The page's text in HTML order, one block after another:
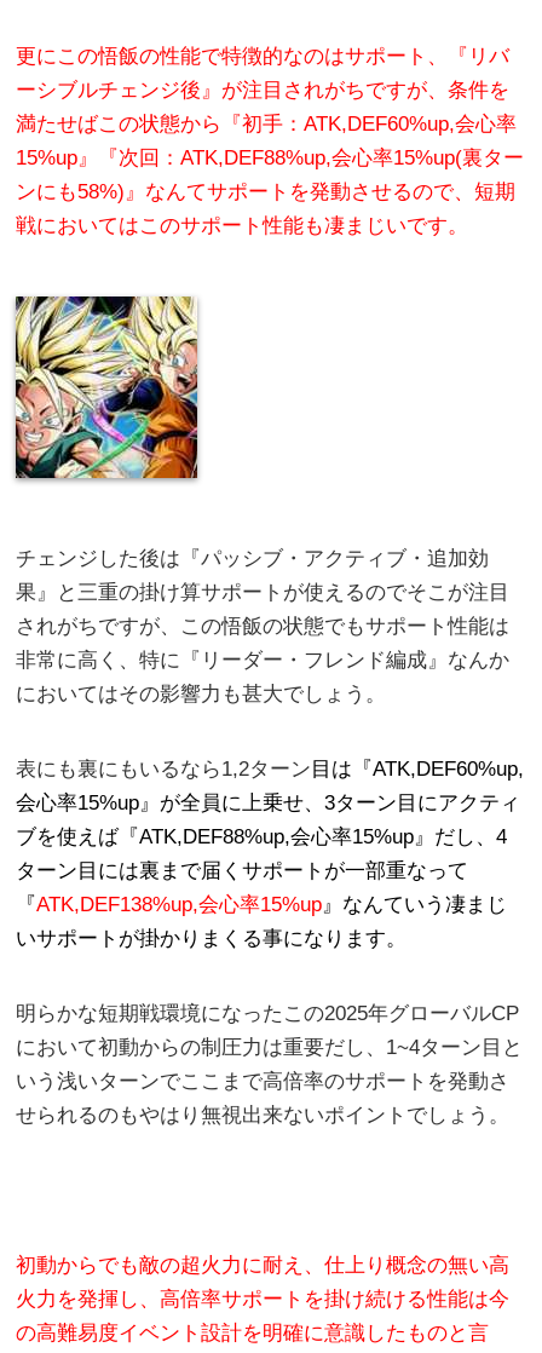
更にこの悟飯の性能で特徴的なのはサポート、『リバ
ーシブルチェンジ後』が注目されがちですが、条件を
満たせばこの状態から『初手：ATK,DEF60%up,会心率
15%up』『次回：ATK,DEF88%up,会心率15%up(裏ター
ンにも58%)』なんてサポートを発動させるので、短期
戦においてはこのサポート性能も凄まじいです。
チェンジした後は『パッシブ・アクティブ・追加効
果』と三重の掛け算サポートが使えるのでそこが注目
されがちですが、この悟飯の状態でもサポート性能は
非常に高く、特に『リーダー・フレンド編成』なんか
においてはその影響力も甚大でしょう。
表にも裏にもいるなら1,2ターン目は『ATK,DEF60%up,
会心率15%up』が全員に上乗せ、3ターン目にアクティ
ブを使えば『ATK,DEF88%up,会心率15%up』だし、4
ターン目には裏まで届くサポートが一部重なって
『ATK,DEF138%up,会心率15%up 』なんていう凄まじ
いサポートが掛かりまくる事になります。
明らかな短期戦環境になったこの2025年グローバルCP
において初動からの制圧力は重要だし、1~4ターン目と
いう浅いターンでここまで高倍率のサポートを発動さ
せられるのもやはり無視出来ないポイントでしょう。
初動からでも敵の超火力に耐え、仕上り概念の無い高
火力を発揮し、高倍率サポートを掛け続ける性能は今
の高難易度イベント設計を明確に意識したものと言